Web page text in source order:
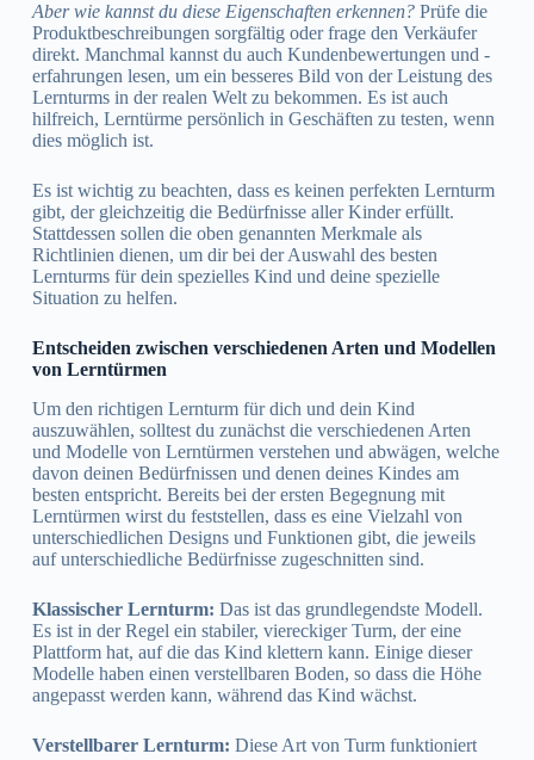
Aber wie kannst du diese Eigenschaften erkennen?Prüfe die
Produktbeschreibungen sorgfältig oder frage den Verkäufer
direkt. Manchmal kannst du auch Kundenbewertungen und -
erfahrungen lesen, um ein besseres Bild von der Leistung des
Lernturms in der realen Welt zu bekommen. Es ist auch
hilfreich, Lerntürme persönlich in Geschäften zu testen, wenn
dies möglich ist.
Es ist wichtig zu beachten, dass es keinen perfekten Lernturm
gibt, der gleichzeitig die Bedürfnisse aller Kinder erfüllt.
Stattdessen sollen die oben genannten Merkmale als
Richtlinien dienen, um dir bei der Auswahl des besten
Lernturms für dein spezielles Kind und deine spezielle
Situation zu helfen.
Entscheiden zwischen verschiedenen Arten und Modellen
von Lerntürmen
Um den richtigen Lernturm für dich und dein Kind
auszuwählen, solltest du zunächst die verschiedenen Arten
und Modelle von Lerntürmen verstehen und abwägen, welche
davon deinen Bedürfnissen und denen deines Kindes am
besten entspricht. Bereits bei der ersten Begegnung mit
Lerntürmen wirst du feststellen, dass es eine Vielzahl von
unterschiedlichen Designs und Funktionen gibt, die jeweils
auf unterschiedliche Bedürfnisse zugeschnitten sind.
Klassischer Lernturm: Das ist das grundlegendste Modell.
Es ist in der Regel ein stabiler, viereckiger Turm, der eine
Plattform hat, auf die das Kind klettern kann. Einige dieser
Modelle haben einen verstellbaren Boden, so dass die Höhe
angepasst werden kann, während das Kind wächst.
Verstellbarer Lernturm: Diese Art von Turm funktioniert